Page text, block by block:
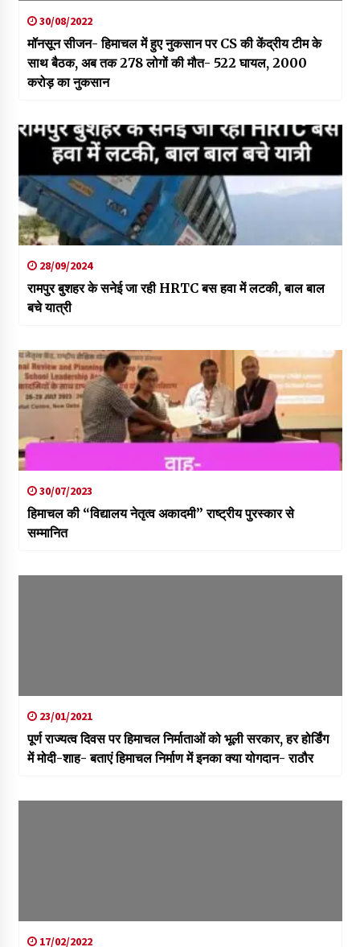
30/08/2022
मॉनसून सीजन- हिमाचल में हुए नुकसान पर CS की केंद्रीय टीम के
साथ बैठक, अब तक 278 लोगों की मौत- 522 घायल, 2000
करोड़ का नुकसान
28/09/2024
रामपुर बुशहर के सनेई जा रही HRTC बस हवा में लटकी, बाल बाल
बचे यात्री
30/07/2023
हिमाचल की “विद्यालय नेतृत्व अकादमी” राष्ट्रीय पुरस्कार से
सम्मानित
23/01/2021
पूर्ण राज्यत्व दिवस पर हिमाचल निर्माताओं को भूली सरकार, हर होर्डिंग
में मोदी-शाह- बताएं हिमाचल निर्माण में इनका क्या योगदान- राठौर
17/02/2022